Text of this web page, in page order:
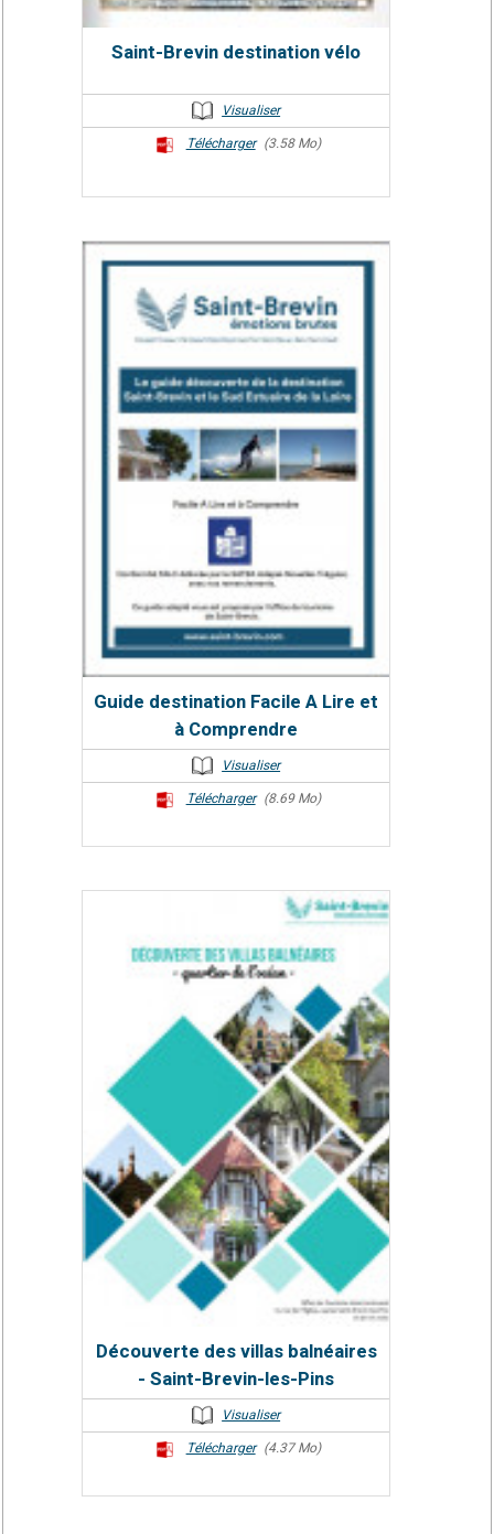
Saint-Brevin destination vélo
Visualiser
Télécharger (3.58 Mo)
Guide destination Facile A Lire et
à Comprendre
Visualiser
Télécharger (8.69 Mo)
Découverte des villas balnéaires
- Saint-Brevin-les-Pins
Visualiser
Télécharger (4.37 Mo)